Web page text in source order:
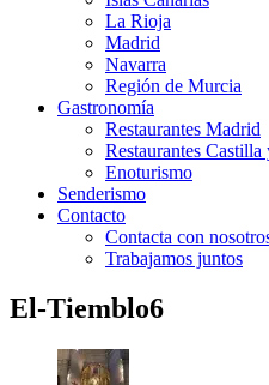
La Rioja
Madrid
Navarra
Región de Murcia
Gastronomía
Restaurantes Madrid
Restaurantes Castilla
Enoturismo
Senderismo
Contacto
Contacta con
Trabajamos juntos
El-Tiemblo6